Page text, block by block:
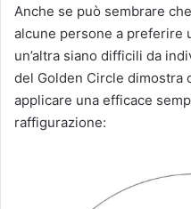
Anche se può sembrare
alcune persone a preferire
un’altra siano difficili da
del Golden Circle dimostra
applicare una efficace
raffigurazione: